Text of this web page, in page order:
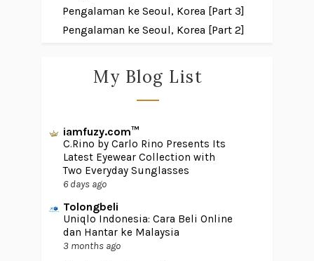
Pengalaman ke Seoul, Korea [Part 3]
Pengalaman ke Seoul, Korea [Part 2]
My Blog List
iamfuzy.com™
C.Rino by Carlo Rino Presents Its
Latest Eyewear Collection with
Two Everyday Sunglasses
6 days ago
Tolongbeli
Uniqlo Indonesia: Cara Beli Online
dan Hantar ke Malaysia
3 months ago